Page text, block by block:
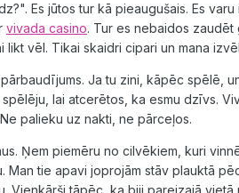
Es jūtos tur kā pieaugušais. Es varu
vivada casino. Tur es nebaidos zaudēt
likt vēl. Tikai skaidri cipari un mana
Ja tu zini, kāpēc spēlē,
lai atcerētos, ka esmu dzīvs.
palieku uz nakti, ne pārceļos.
Ņem piemēru no cilvēkiem, kuri
tie apavi joprojām stāv plauktā